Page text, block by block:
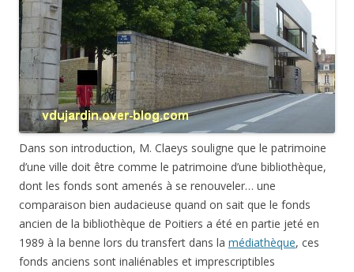
Dans son introduction, M. Claeys souligne que le patrimoine
d’une ville doit être comme le patrimoine d’une bibliothèque,
dont les fonds sont amenés à se renouveler… une
comparaison bien audacieuse quand on sait que le fonds
ancien de la bibliothèque de Poitiers a été en partie jeté en
1989 à la benne lors du transfert dans la médiathèque, ces
fonds anciens sont inaliénables et imprescriptibles